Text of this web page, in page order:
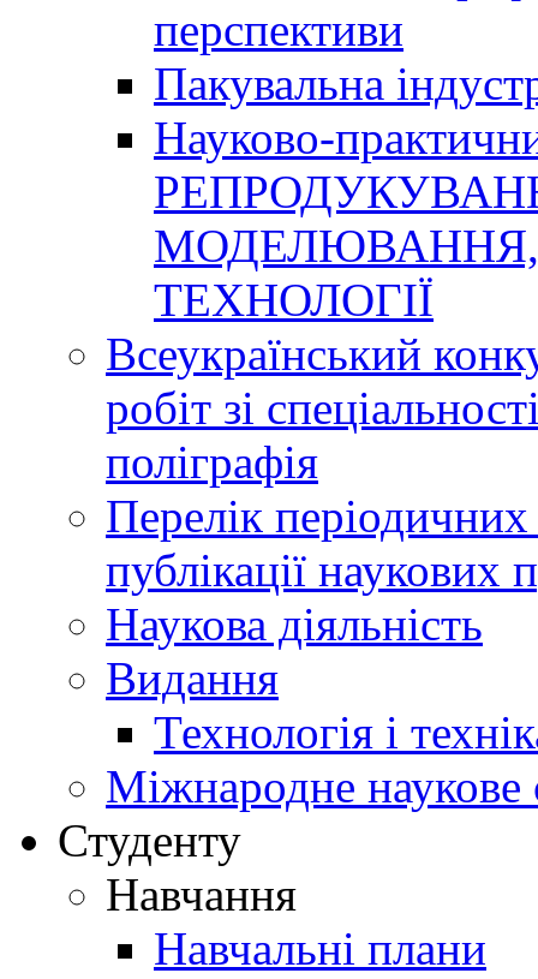
перспективи
Пакувальна
Науково-
МОДЕЛЮВАННЯ,
ТЕХНОЛОГІЇ
Всеукраїнський
робіт зі
поліграфія
Перелік
публікації наукових
Наукова діяльність
Видання
Технологія і
Міжнародне наукове
Студенту
Навчання
Навчальні плани